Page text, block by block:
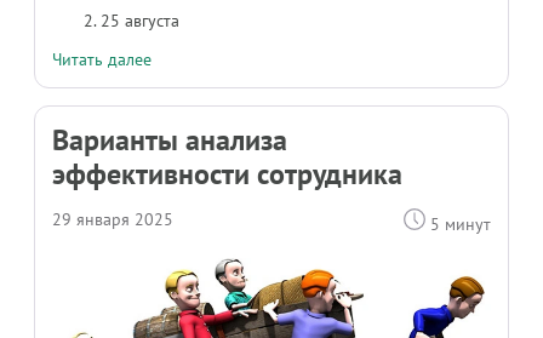
25 августа
Читать далее
Варианты анализа
эффективности сотрудника
29 января 2025 5 минут